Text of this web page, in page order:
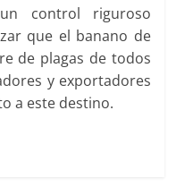
un control riguroso
que el banano de
de plagas de todos
y exportadores
a este destino.